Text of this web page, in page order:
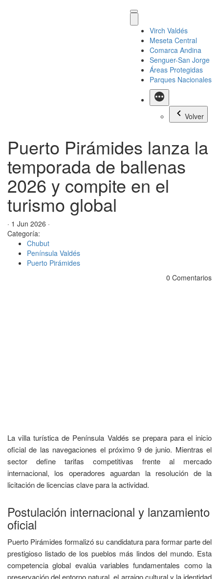
Virch Valdés
Meseta Central
Comarca Andina
Senguer-San Jorge
Áreas Protegidas
Parques Nacionales
Más
Volver
Puerto Pirámides lanza la
temporada de ballenas
2026 y compite en el
turismo global
· 1 Jun 2026 ·
Categoría:
Chubut
Península Valdés
Puerto Pirámides
0 Comentarios
La villa turística de Península Valdés se prepara para el inicio
oficial de las navegaciones el próximo 9 de junio. Mientras el
sector define tarifas competitivas frente al mercado
internacional, los operadores aguardan la resolución de la
licitación de licencias clave para la actividad.
Postulación internacional y lanzamiento
oficial
Puerto Pirámides formalizó su candidatura para formar parte del
prestigioso listado de los pueblos más lindos del mundo. Esta
competencia global evalúa variables fundamentales como la
preservación del entorno natural, el arraigo cultural y la identidad